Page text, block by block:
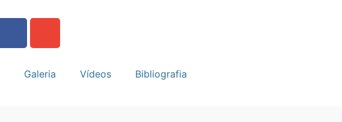
Galeria Vídeos Bibliografia